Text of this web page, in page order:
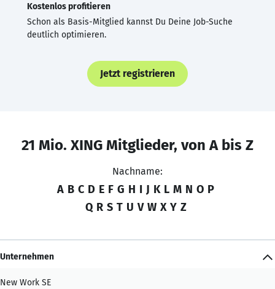
Kostenlos profitieren
Schon als Basis-Mitglied kannst Du Deine Job-Suche
deutlich optimieren.
Jetzt registrieren
21 Mio. XING Mitglieder, von A bis Z
Nachname:
A B C D E F G H I J K L M N O P
Q R S T U V W X Y Z
Unternehmen
New Work SE